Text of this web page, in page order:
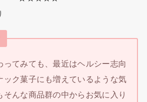
ってみても、最近はヘルシー志向
ック菓子にも増えているような気
そんな商品群の中からお気に入り